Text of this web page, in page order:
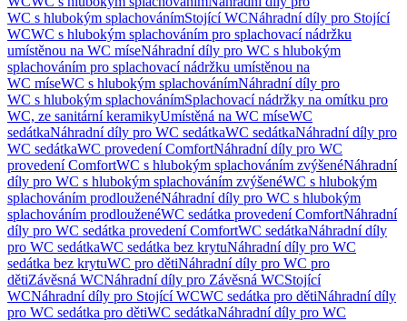
WC s hlubokým splachovánímStojící WCNáhradní díly pro Stojící
WCWC s hlubokým splachováním pro splachovací nádržku
umístěnou na WC míseNáhradní díly pro WC s hlubokým
splachováním pro splachovací nádržku umístěnou na
WC míseWC s hlubokým splachovánímNáhradní díly pro
WC s hlubokým splachovánímSplachovací nádržky na omítku pro
WC, ze sanitární keramikyUmístěná na WC míseWC
sedátkaNáhradní díly pro WC sedátkaWC sedátkaNáhradní díly pro
WC sedátkaWC provedení ComfortNáhradní díly pro WC
provedení ComfortWC s hlubokým splachováním zvýšenéNáhradní
díly pro WC s hlubokým splachováním zvýšenéWC s hlubokým
splachováním prodlouženéNáhradní díly pro WC s hlubokým
splachováním prodlouženéWC sedátka provedení ComfortNáhradní
díly pro WC sedátka provedení ComfortWC sedátkaNáhradní díly
pro WC sedátkaWC sedátka bez krytuNáhradní díly pro WC
sedátka bez krytuWC pro dětiNáhradní díly pro WC pro
dětiZávěsná WCNáhradní díly pro Závěsná WCStojící
WCNáhradní díly pro Stojící WCWC sedátka pro dětiNáhradní díly
pro WC sedátka pro dětiWC sedátkaNáhradní díly pro WC